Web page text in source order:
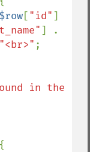
$row["id"]
"<br>" ;
in the